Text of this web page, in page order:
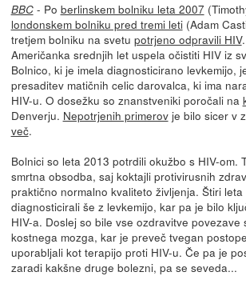
BBC- Po berlinskem bolniku leta 2007
londonskem bolniku pred tremi leti(Adam
tretjem bolniku na svetu potrjeno odpravili HIV
Američanka srednjih let uspela očistiti HIV iz
Bolnico, ki je imela diagnosticirano levkemijo,
presaditev matičnih celic darovalca, ki ima
HIV-u. O dosežku so znanstveniki poročali na
Denverju. Nepotrjenih primerovje bilo sicer v
več.
Bolnici so leta 2013 potrdili okužbo s HIV-om.
smrtna obsodba, saj koktajli protivirusnih
praktično normalno kvaliteto življenja. Štiri
diagnosticirali še z levkemijo, kar pa je bilo
HIV-a. Doslej so bile vse ozdravitve povezave
kostnega mozga, kar je preveč tvegan
uporabljali kot terapijo proti HIV-u. Če pa je
zaradi kakšne druge bolezni, pa se seveda...